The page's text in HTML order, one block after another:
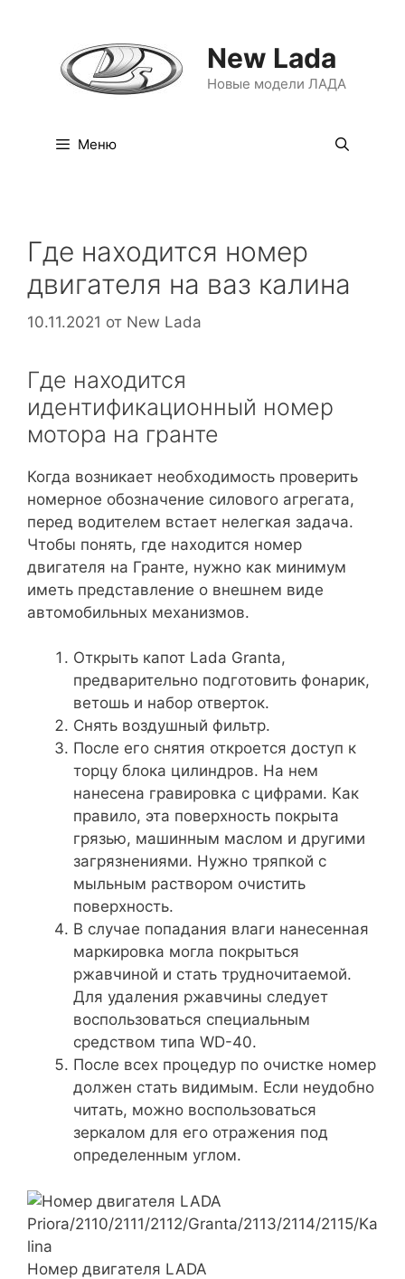
содержимому
New Lada
Новые модели ЛАДА
Меню
Где находится номер
двигателя на ваз калина
10.11.2021 от New Lada
Где находится
идентификационный номер
мотора на гранте
Когда возникает необходимость проверить
номерное обозначение силового агрегата,
перед водителем встает нелегкая задача.
Чтобы понять, где находится номер
двигателя на Гранте, нужно как минимум
иметь представление о внешнем виде
автомобильных механизмов.
Открыть капот Lada Granta,
предварительно подготовить фонарик,
ветошь и набор отверток.
Снять воздушный фильтр.
После его снятия откроется доступ к
торцу блока цилиндров. На нем
нанесена гравировка с цифрами. Как
правило, эта поверхность покрыта
грязью, машинным маслом и другими
загрязнениями. Нужно тряпкой с
мыльным раствором очистить
поверхность.
В случае попадания влаги нанесенная
маркировка могла покрыться
ржавчиной и стать трудночитаемой.
Для удаления ржавчины следует
воспользоваться специальным
средством типа WD-40.
После всех процедур по очистке номер
должен стать видимым. Если неудобно
читать, можно воспользоваться
зеркалом для его отражения под
определенным углом.
Номер двигателя LADA